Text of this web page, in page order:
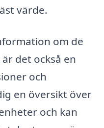
värde.
om de
det också en
och
en översikt över
och kan